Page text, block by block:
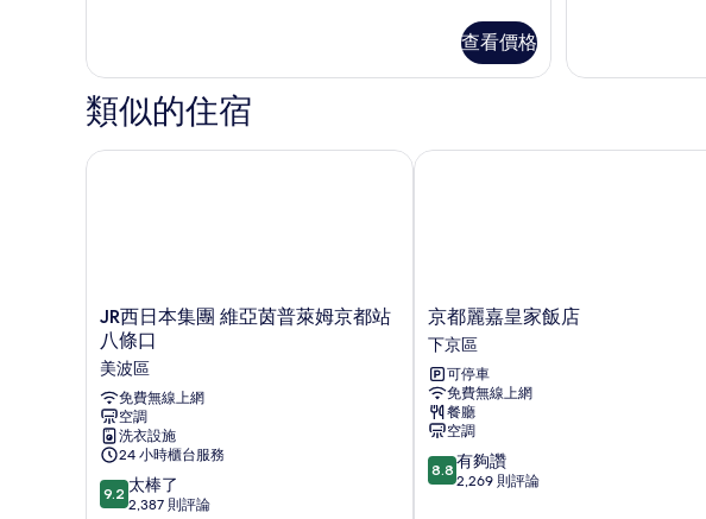
片
雙
床
房
的
詳
查看價格
片
雙
詳
類似的住宿
JR
西
日
本
集
團
維
亞
茵
普
JR西日本集團 維亞茵普萊姆京都站
八條口
美波區
免費無線上網
空調
洗衣設施
24 小時櫃台服務
9.2
分，
9.2 太棒了
2,387 則評論
JR西日本集團 維亞茵普萊姆京都站八條口
京
都
麗
嘉
皇
家
飯
店
下
京都麗嘉皇家飯店
下京區
可停車
免費無線上網
餐廳
空調
8.8
分，
8.8 有夠讚
2,269 則評論
京都麗嘉皇家飯店